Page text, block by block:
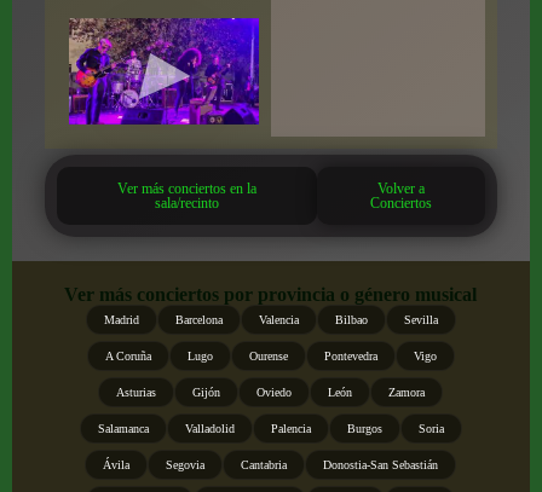
Ver más conciertos en la
sala/recinto
Volver a
Conciertos
Ver más conciertos por provincia o género musical
Madrid Barcelona Valencia Bilbao Sevilla
A Coruña Lugo Ourense Pontevedra Vigo
Asturias Gijón Oviedo León Zamora
Salamanca Valladolid Palencia Burgos Soria
Ávila Segovia Cantabria Donostia-San Sebastián